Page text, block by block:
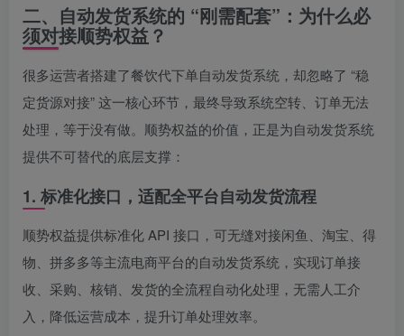
二、自动发货系统的 “刚需配套”：为什么必
须对接顺势权益？
很多运营者搭建了餐饮代下单自动发货系统，却忽略了 “稳
定货源对接” 这一核心环节，最终导致系统空转、订单无法
处理，等于没有做。顺势权益的价值，正是为自动发货系统
提供不可替代的底层支撑：
1. 标准化接口，适配全平台自动发货流程
顺势权益提供标准化 API 接口，可无缝对接闲鱼、淘宝、得
物、拼多多等主流电商平台的自动发货系统，实现订单接
收、采购、核销、发货的全流程自动化处理，无需人工介
入，降低运营成本，提升订单处理效率。